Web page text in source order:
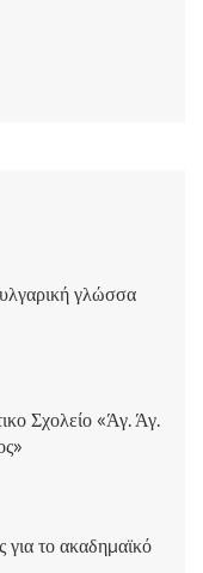
γλώσσα
Σχολείο «Άγ. Άγ.
για το ακαδημαϊκό